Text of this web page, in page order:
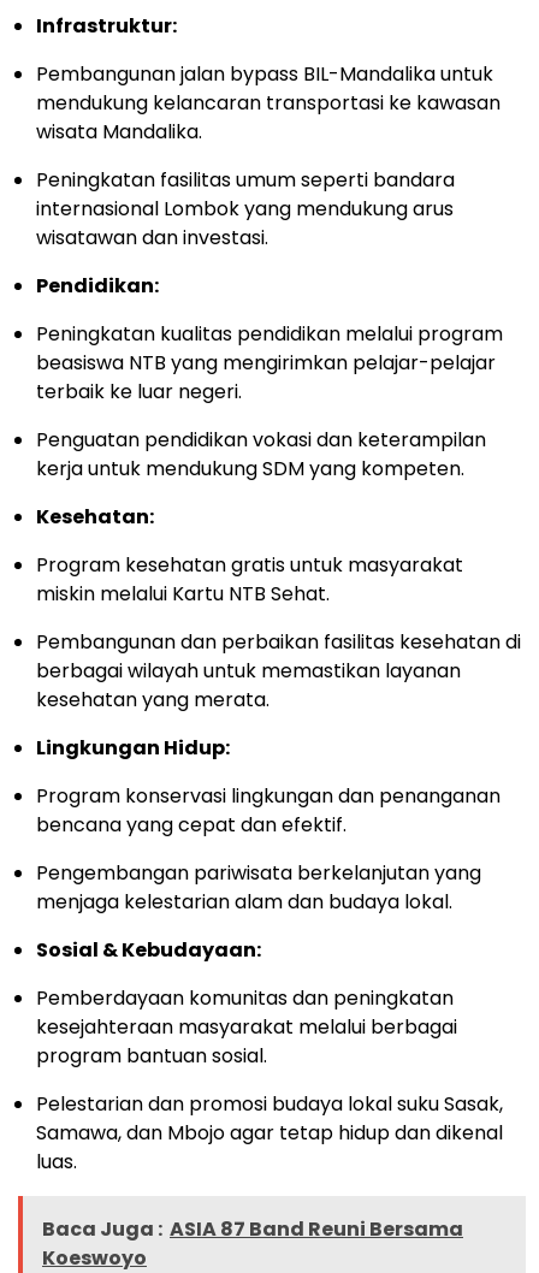
Infrastruktur:
Pembangunan jalan bypass BIL-Mandalika untuk
mendukung kelancaran transportasi ke kawasan
wisata Mandalika.
Peningkatan fasilitas umum seperti bandara
internasional Lombok yang mendukung arus
wisatawan dan investasi.
Pendidikan:
Peningkatan kualitas pendidikan melalui program
beasiswa NTB yang mengirimkan pelajar-pelajar
terbaik ke luar negeri.
Penguatan pendidikan vokasi dan keterampilan
kerja untuk mendukung SDM yang kompeten.
Kesehatan:
Program kesehatan gratis untuk masyarakat
miskin melalui Kartu NTB Sehat.
Pembangunan dan perbaikan fasilitas kesehatan di
berbagai wilayah untuk memastikan layanan
kesehatan yang merata.
Lingkungan Hidup:
Program konservasi lingkungan dan penanganan
bencana yang cepat dan efektif.
Pengembangan pariwisata berkelanjutan yang
menjaga kelestarian alam dan budaya lokal.
Sosial & Kebudayaan:
Pemberdayaan komunitas dan peningkatan
kesejahteraan masyarakat melalui berbagai
program bantuan sosial.
Pelestarian dan promosi budaya lokal suku Sasak,
Samawa, dan Mbojo agar tetap hidup dan dikenal
luas.
Baca Juga : ASIA 87 Band Reuni Bersama
Koeswoyo